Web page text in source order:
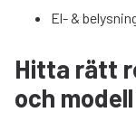
El- &
Hitta rätt
och modell